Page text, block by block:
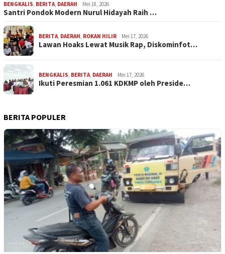
BENGKALIS, BERITA, DAERAH Mei 18, 2026
Santri Pondok Modern Nurul Hidayah Raih …
BERITA, DAERAH, ROKAN HILIR Mei 17, 2026
Lawan Hoaks Lewat Musik Rap, Diskominfot…
BENGKALIS, BERITA, DAERAH Mei 17, 2026
Ikuti Peresmian 1.061 KDKMP oleh Preside…
BERITA POPULER